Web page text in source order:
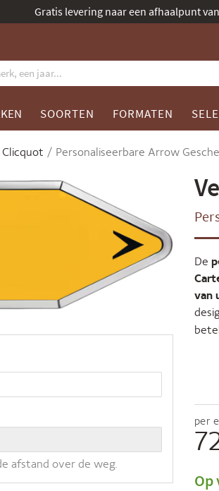
Benoemd tot beste
SOORTEN FORMATEN
Personaliseerbare Arrow
afstand over de weg.
De
van
per
Op